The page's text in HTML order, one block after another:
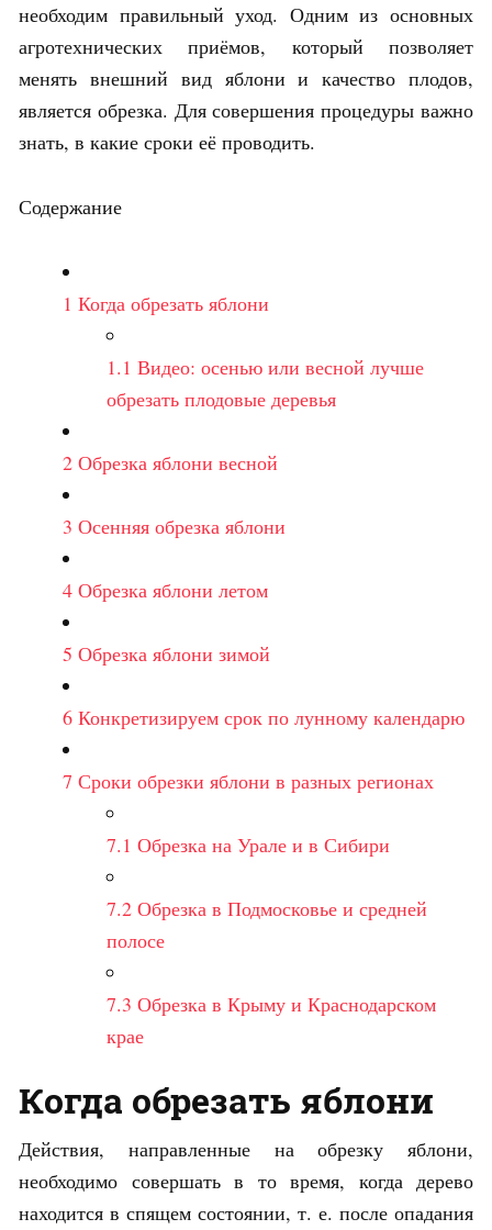
необходим правильный уход. Одним из основных
агротехнических приёмов, который позволяет
менять внешний вид яблони и качество плодов,
является обрезка. Для совершения процедуры важно
знать, в какие сроки её проводить.
Содержание
1 Когда обрезать яблони
1.1 Видео: осенью или весной лучше
обрезать плодовые деревья
2 Обрезка яблони весной
3 Осенняя обрезка яблони
4 Обрезка яблони летом
5 Обрезка яблони зимой
6 Конкретизируем срок по лунному календарю
7 Сроки обрезки яблони в разных регионах
7.1 Обрезка на Урале и в Сибири
7.2 Обрезка в Подмосковье и средней
полосе
7.3 Обрезка в Крыму и Краснодарском
крае
Когда обрезать яблони
Действия, направленные на обрезку яблони,
необходимо совершать в то время, когда дерево
находится в спящем состоянии, т. е. после опадания